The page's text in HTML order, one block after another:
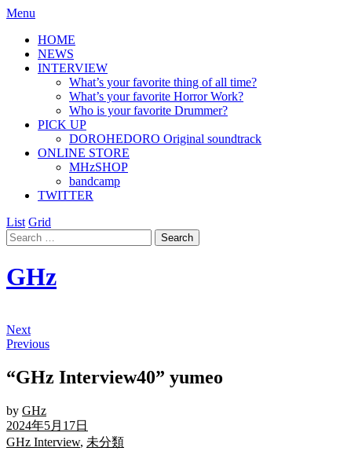
Menu
HOME
NEWS
INTERVIEW
What’s your favorite thing of all time?
What’s your favorite Horror Work?
Who is your favorite Drummer?
PICK UP
DOROHEDORO Original soundtrack
ONLINE STORE
MHzSHOP
bandcamp
TWITTER
List Grid
GHz
Next
Previous
“GHz Interview40” yumeo
by GHz
2024年5月17日
GHz Interview, 未分類